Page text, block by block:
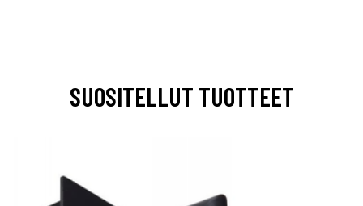
SUOSITELLUT TUOTTEET